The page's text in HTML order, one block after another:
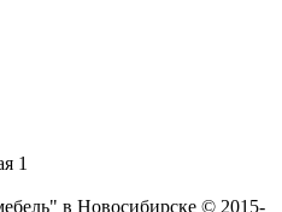
1
в Новосибирске © 2015-